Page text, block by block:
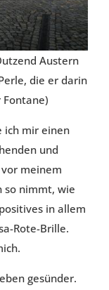
Austern
die er darin
ich mir einen
und
meinem
so nimmt, wie
in allem
Rote-Brille.
gesünder.